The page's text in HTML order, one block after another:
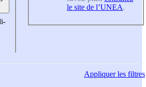
le site de l’UNEA.
Appliquerles filtres